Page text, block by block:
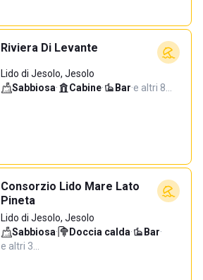
Riviera Di Levante
Lido di Jesolo, Jesolo
Sabbiosa· Cabine· Bar·e altri 8…
Consorzio Lido Mare Lato
Pineta
Lido di Jesolo, Jesolo
Sabbiosa· Doccia calda· Bar·
e altri 3…